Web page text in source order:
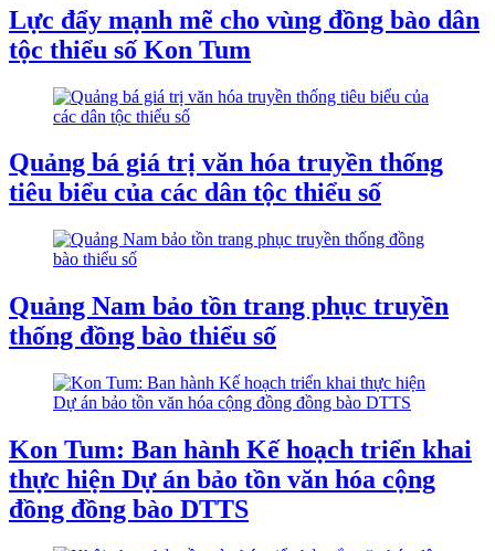
Lực đẩy mạnh mẽ cho vùng đồng bào dân
tộc thiểu số Kon Tum
Quảng bá giá trị văn hóa truyền thống
tiêu biểu của các dân tộc thiểu số
Quảng Nam bảo tồn trang phục truyền
thống đồng bào thiểu số
Kon Tum: Ban hành Kế hoạch triển khai
thực hiện Dự án bảo tồn văn hóa cộng
đồng đồng bào DTTS